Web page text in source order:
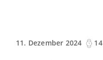
11. Dezember 2024